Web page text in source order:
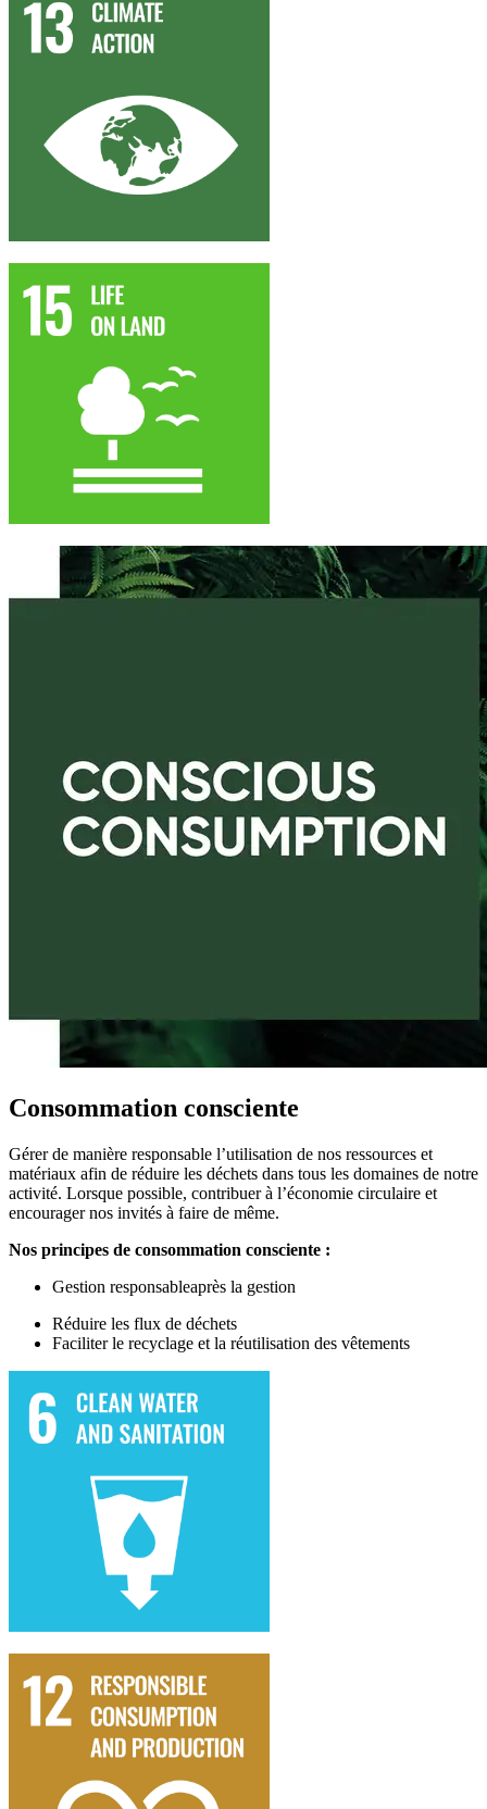
Consommation consciente
Gérer de manière responsable l’utilisation de nos ressources et
matériaux afin de réduire les déchets dans tous les domaines de notre
activité. Lorsque possible, contribuer à l’économie circulaire et
encourager nos invités à faire de même.
Nos principes de consommation consciente :
Gestion responsableaprès la gestion
Réduire les flux de déchets
Faciliterle recyclage et la réutilisation des vêtements